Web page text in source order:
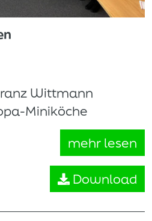
Wittmann
Miniköche
mehr lesen
Download